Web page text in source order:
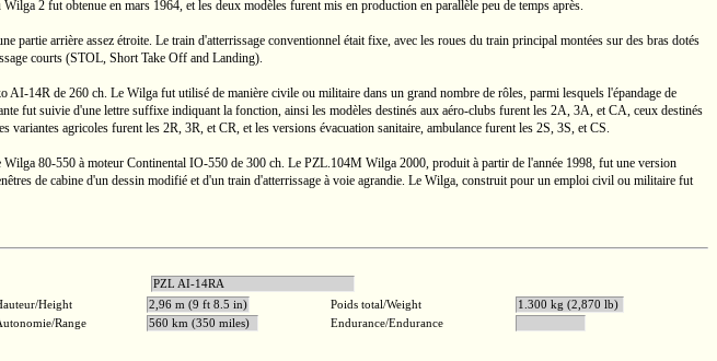
2 fut obtenue en mars 1964, et les deux modèles furent mis en production en parallèle peu de temps après.
partie arrière assez étroite. Le train d'atterrissage conventionnel était fixe, avec les roues du train principal montées sur des bras dotés
courts (STOL, Short Take Off and Landing).
AI-14R de 260 ch. Le Wilga fut utilisé de manière civile ou militaire dans un grand nombre de rôles, parmi lesquels l'épandage de
fut suivie d'une lettre suffixe indiquant la fonction, ainsi les modèles destinés aux aéro-clubs furent les 2A, 3A, et CA, ceux destinés
agricoles furent les 2R, 3R, et CR, et les versions évacuation sanitaire, ambulance furent les 2S, 3S, et CS.
Wilga 80-550 à moteur Continental IO-550 de 300 ch. Le PZL.104M Wilga 2000, produit à partir de l'année 1998, fut une version
de cabine d'un dessin modifié et d'un train d'atterrissage à voie agrandie. Le Wilga, construit pour un emploi civil ou militaire fut
PZL AI-14RA
Height 2,96 m (9 ft 8.5 in) Poids total/Weight
1.300 kg (2,870 lb)
Range 560 km (350 miles) Endurance/Endurance